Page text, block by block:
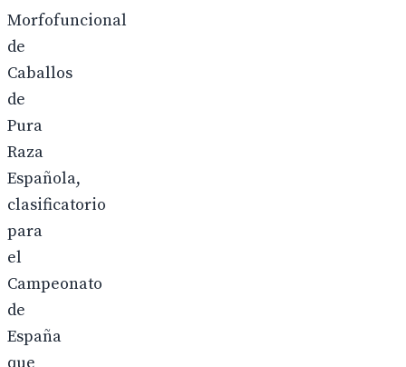
Morfofuncional
de
Caballos
de
Pura
Raza
Española,
clasificatorio
para
el
Campeonato
de
España